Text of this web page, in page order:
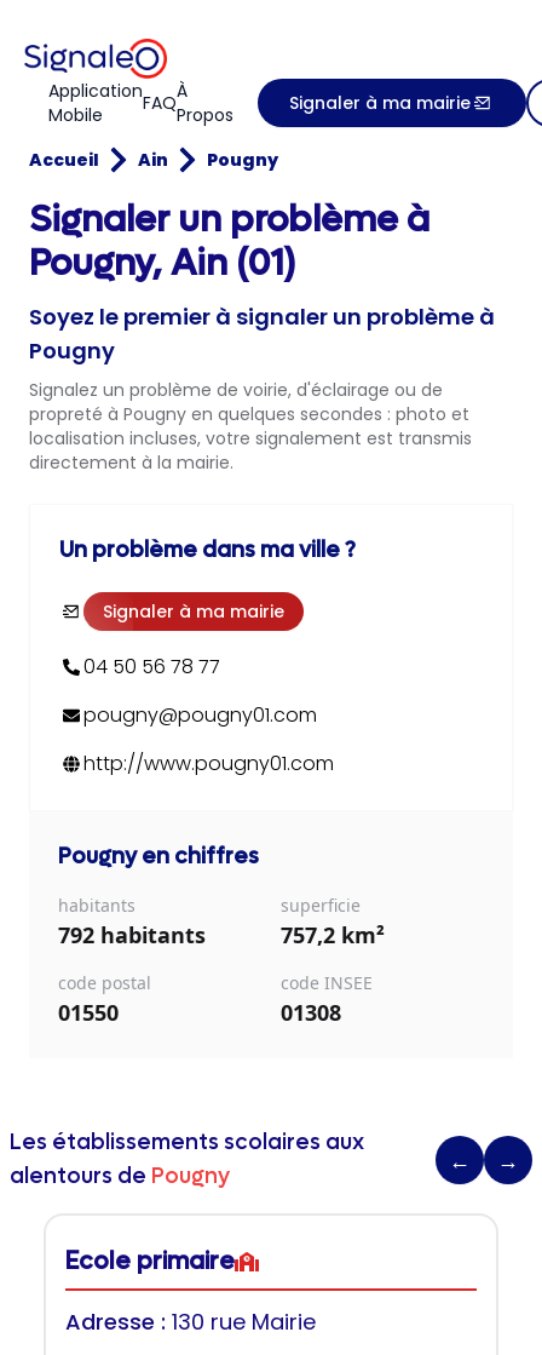
Application
Mobile
FAQÀ
Propos
Signaler à ma mairie
Accueil Ain Pougny
Signaler un problème à
Pougny, Ain (01)
Soyez le premier à signaler un problème à
Pougny
Signalez un problème de voirie, d'éclairage ou de
propreté à Pougny en quelques secondes : photo et
localisation incluses, votre signalement est transmis
directement à la mairie.
Un problème dans ma ville ?
Signaler à ma mairie
04 50 56 78 77
pougny@pougny01.com
http://www.pougny01.com
Pougnyen chiffres
habitants
792 habitants
superficie
757,2 km²
code postal
01550
code INSEE
01308
Les établissements scolaires aux
alentours de Pougny
← →
Ecole primaire
Adresse : 130 rue Mairie